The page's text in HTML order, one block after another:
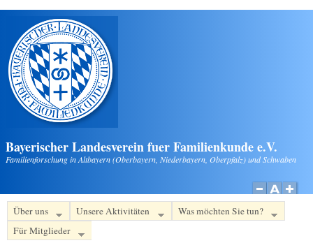
Direkt zum Inhalt
Bayerischer Landesverein fuer Familienkunde e.V.
Familienforschung in Altbayern (Oberbayern, Niederbayern, Oberpfalz) und Schwaben
Über uns Unsere Aktivitäten
Was möchten Sie tun?
Für Mitglieder